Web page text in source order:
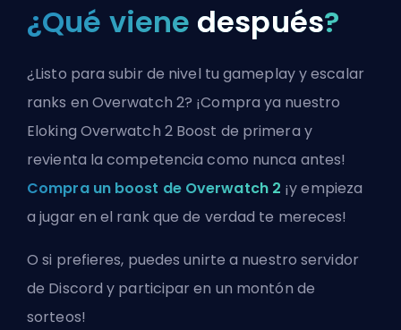
¿Qué viene después?
¿Listo para subir de nivel tu gameplay y escalar
ranks en Overwatch 2? ¡Compra ya nuestro
Eloking Overwatch 2 Boost de primera y
revienta la competencia como nunca antes!
Compra un boost de Overwatch 2 ¡y empieza
a jugar en el rank que de verdad te mereces!
O si prefieres, puedesunirte a nuestro servidor
de Discord y participar en un montón de
sorteos!